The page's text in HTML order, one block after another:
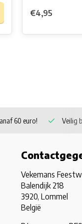
€4,95
60 euro! Veilig
Vekemans
Balendijk 218
3920, Lommel
België